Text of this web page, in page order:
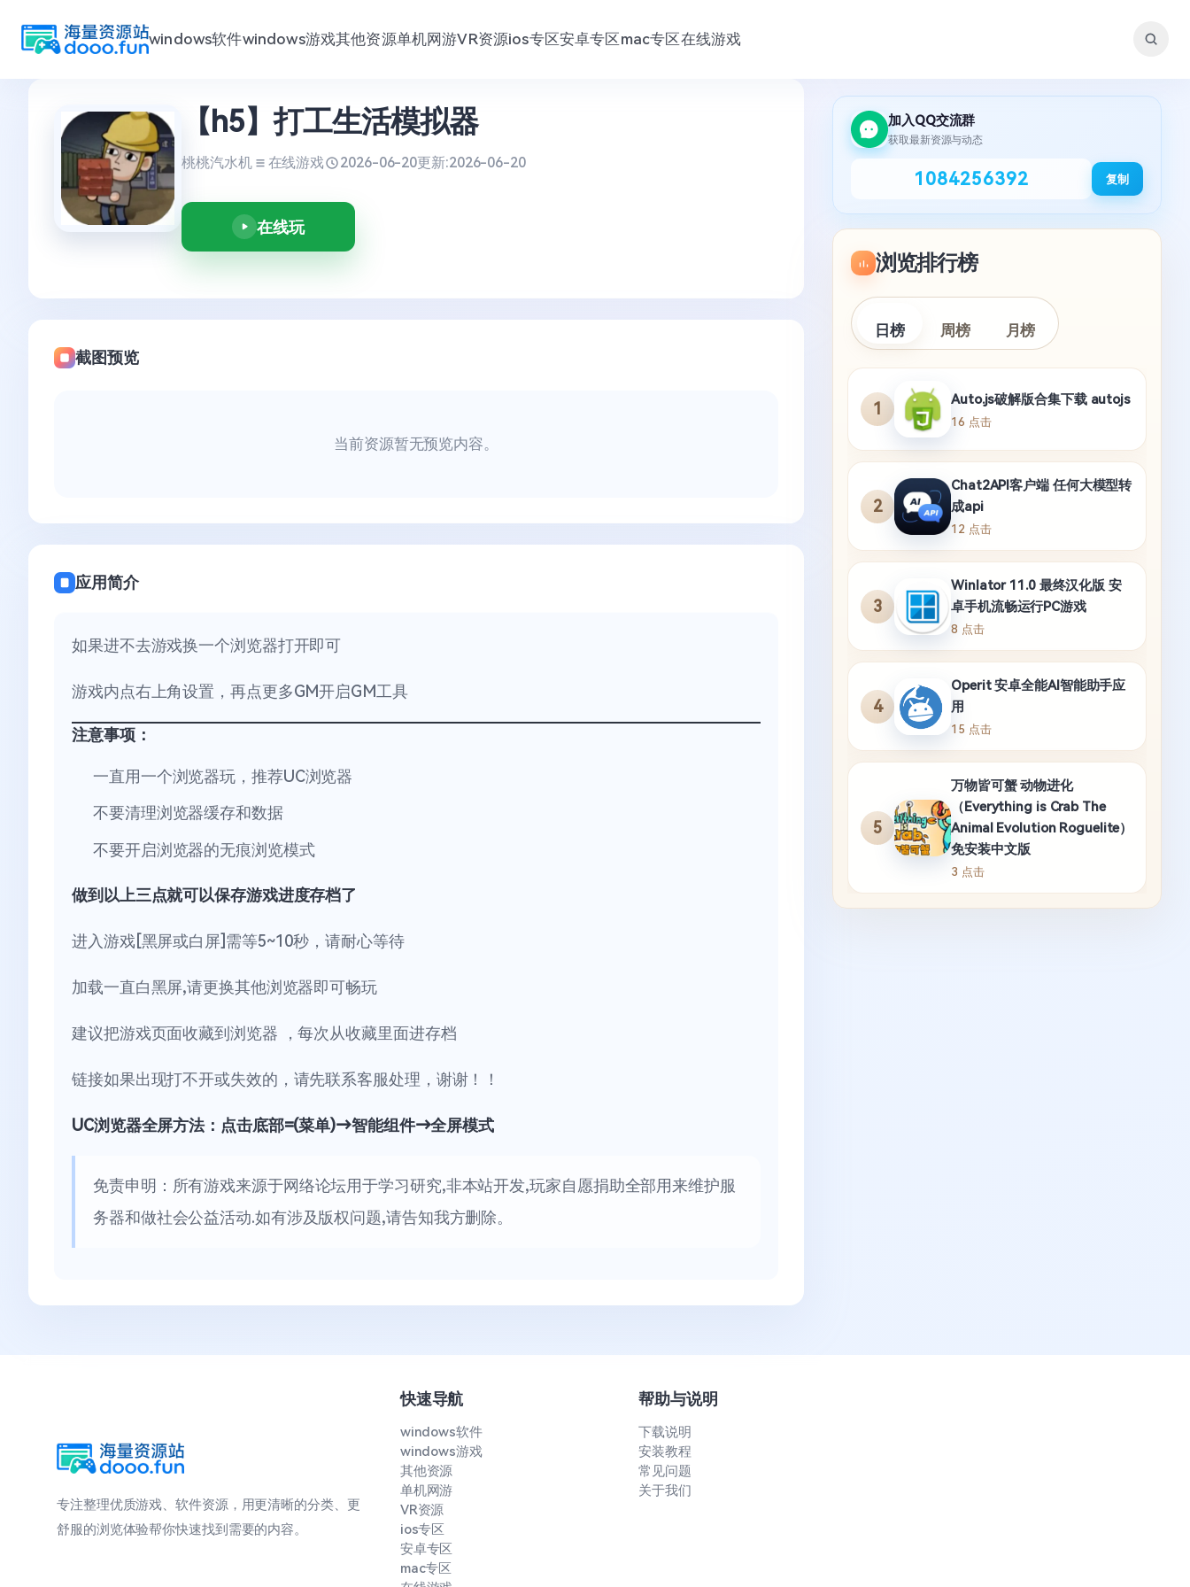
windows软件windows游戏其他资源单机网游VR资源ios专区安卓专区mac专区在线游戏
【h5】打工生活模拟器
桃桃汽水机 在线游戏 2026-06-20更新:2026-06-20
在线玩
截图预览
当前资源暂无预览内容。
应用简介
如果进不去游戏换一个浏览器打开即可
游戏内点右上角设置，再点更多GM开启GM工具
注意事项：
一直用一个浏览器玩，推荐UC浏览器
不要清理浏览器缓存和数据
不要开启浏览器的无痕浏览模式
做到以上三点就可以保存游戏进度存档了
进入游戏[黑屏或白屏]需等5~10秒，请耐心等待
加载一直白黑屏,请更换其他浏览器即可畅玩
建议把游戏页面收藏到浏览器 ，每次从收藏里面进存档
链接如果出现打不开或失效的，请先联系客服处理，谢谢！！
UC浏览器全屏方法：点击底部=(菜单)→智能组件→全屏模式
免责申明：所有游戏来源于网络论坛用于学习研究,非本站开发,玩家自愿捐助全部用来维护服
务器和做社会公益活动.如有涉及版权问题,请告知我方删除。
加入QQ交流群
获取最新资源与动态
1084256392 复制
浏览排行榜
日榜 周榜 月榜
1
Auto.js破解版合集下载 autojs
16 点击
2
Chat2API客户端 任何大模型转
成api
12 点击
3
Winlator 11.0 最终汉化版 安
卓手机流畅运行PC游戏
8 点击
4
Operit 安卓全能AI智能助手应
用
15 点击
5
万物皆可蟹 动物进化
（Everything is Crab The
Animal Evolution Roguelite）
免安装中文版
3 点击
专注整理优质游戏、软件资源，用更清晰的分类、更
舒服的浏览体验帮你快速找到需要的内容。
快速导航
windows软件
windows游戏
其他资源
单机网游
VR资源
ios专区
安卓专区
mac专区
帮助与说明
下载说明
安装教程
常见问题
关于我们